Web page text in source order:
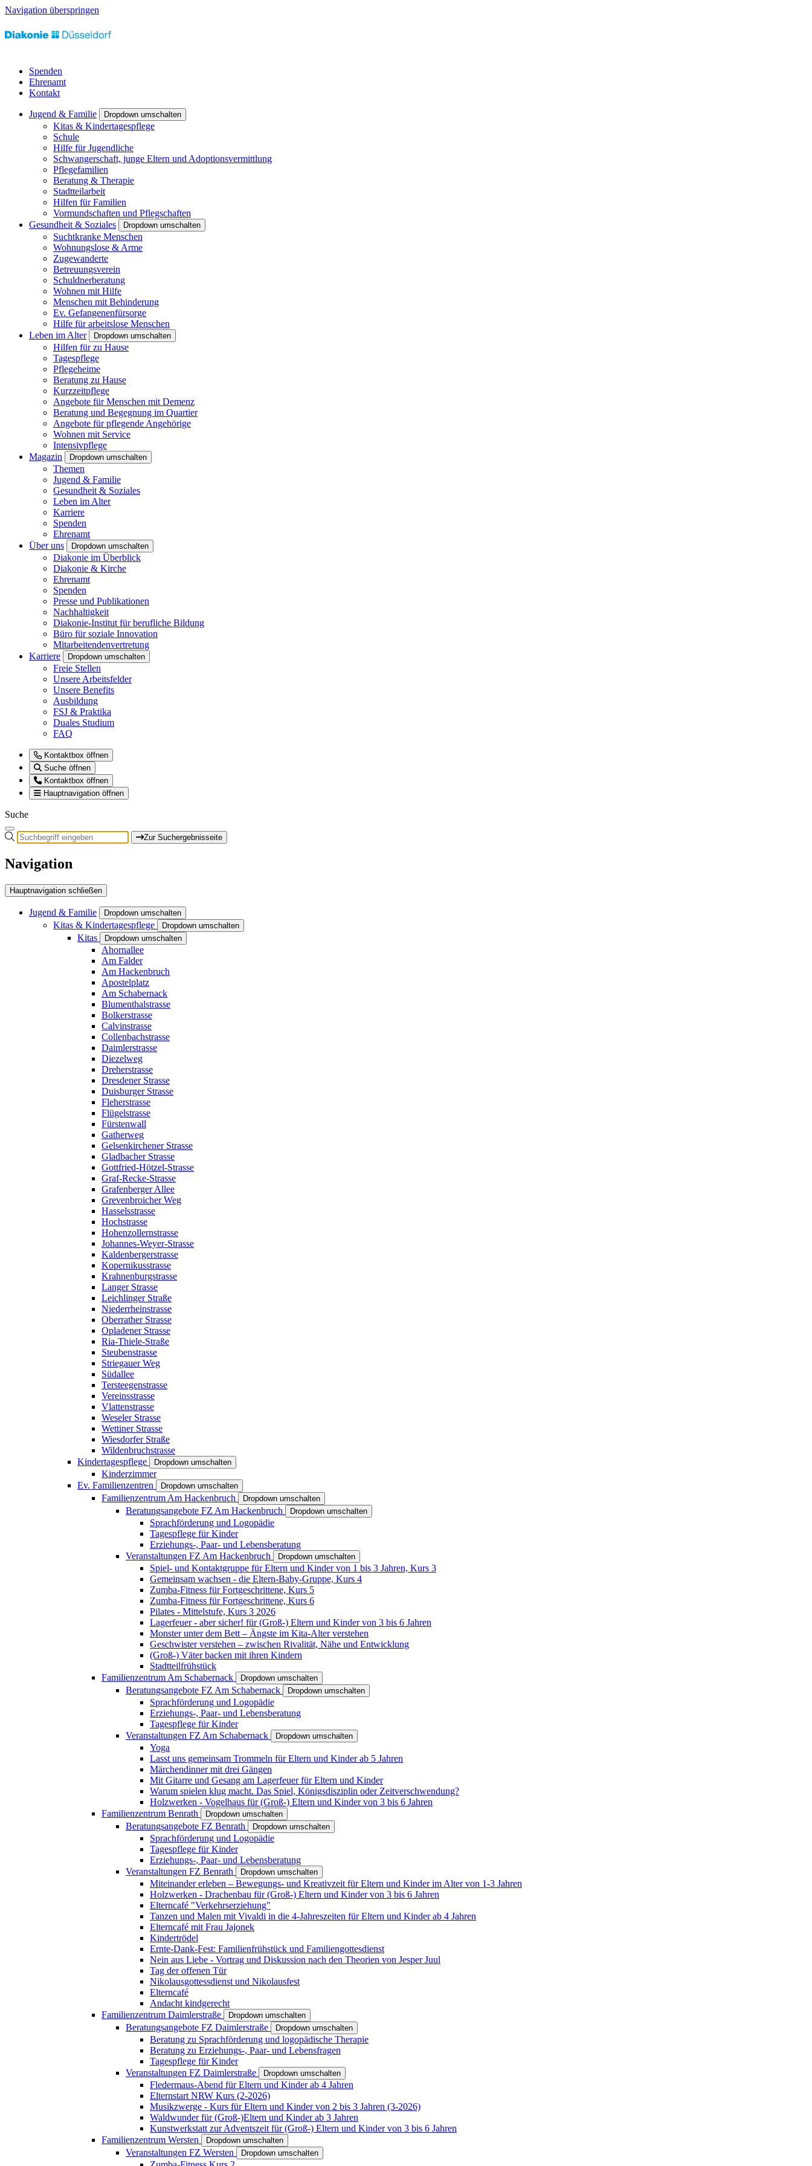
Navigation überspringen
Spenden
Ehrenamt
Kontakt
Jugend & Familie Dropdown umschalten
Kitas & Kindertagespflege
Schule
Hilfe für Jugendliche
Schwangerschaft, junge Eltern und Adoptionsvermittlung
Pflegefamilien
Beratung & Therapie
Stadtteilarbeit
Hilfen für Familien
Vormundschaften und Pflegschaften
Gesundheit & Soziales
Dropdown umschalten
Suchtkranke Menschen
Wohnungslose & Arme
Zugewanderte
Betreuungsverein
Schuldnerberatung
Wohnen mit Hilfe
Menschen mit Behinderung
Ev. Gefangenenfürsorge
Hilfe für arbeitslose Menschen
Leben im Alter
Dropdown umschalten
Hilfen für zu Hause
Tagespflege
Pflegeheime
Beratung zu Hause
Kurzzeitpflege
Angebote für Menschen mit Demenz
Beratung und Begegnung im Quartier
Angebote für pflegende Angehörige
Wohnen mit Service
Intensivpflege
Magazin
Dropdown umschalten
Themen
Jugend & Familie
Gesundheit & Soziales
Leben im Alter
Karriere
Spenden
Ehrenamt
Über uns
Dropdown umschalten
Diakonie im Überblick
Diakonie & Kirche
Ehrenamt
Spenden
Presse und Publikationen
Nachhaltigkeit
Diakonie-Institut für berufliche Bildung
Büro für soziale Innovation
Mitarbeitendenvertretung
Karriere
Dropdown umschalten
Freie Stellen
Unsere Arbeitsfelder
Unsere Benefits
Ausbildung
FSJ & Praktika
Duales Studium
FAQ
Kontaktbox öffnen
Suche öffnen
Kontaktbox öffnen
Hauptnavigation öffnen
Suche
Zur Suchergebnisseite
Navigation
Hauptnavigation schließen
Jugend & Familie Dropdown umschalten
Kitas & Kindertagespflege Dropdown umschalten
Kitas Dropdown umschalten
Ahornallee
Am Falder
Am Hackenbruch
Apostelplatz
Am Schabernack
Blumenthalstrasse
Bolkerstrasse
Calvinstrasse
Collenbachstrasse
Daimlerstrasse
Diezelweg
Dreherstrasse
Dresdener Strasse
Duisburger Strasse
Fleherstrasse
Flügelstrasse
Fürstenwall
Gatherweg
Gelsenkirchener Strasse
Gladbacher Strasse
Gottfried-Hötzel-Strasse
Graf-Recke-Strasse
Grafenberger Allee
Grevenbroicher Weg
Hasselsstrasse
Hochstrasse
Hohenzollernstrasse
Johannes-Weyer-Strasse
Kaldenbergerstrasse
Kopernikusstrasse
Krahnenburgstrasse
Langer Strasse
Leichlinger Straße
Niederrheinstrasse
Oberrather Strasse
Opladener Strasse
Ria-Thiele-Straße
Steubenstrasse
Striegauer Weg
Südallee
Tersteegenstrasse
Vereinsstrasse
Vlattenstrasse
Weseler Strasse
Wettiner Strasse
Wiesdorfer Straße
Wildenbruchstrasse
Kindertagespflege
Dropdown umschalten
Kinderzimmer
Ev. Familienzentren
Dropdown umschalten
Familienzentrum Am Hackenbruch Dropdown umschalten
Beratungsangebote FZ Am Hackenbruch Dropdown umschalten
Sprachförderung und Logopädie
Tagespflege für Kinder
Erziehungs-, Paar- und Lebensberatung
Veranstaltungen FZ Am Hackenbruch
Dropdown umschalten
Spiel- und Kontaktgruppe für Eltern und Kinder von 1 bis 3 Jahren, Kurs 3
Gemeinsam wachsen - die Eltern-Baby-Gruppe, Kurs 4
Zumba-Fitness für Fortgeschrittene, Kurs 5
Zumba-Fitness für Fortgeschrittene, Kurs 6
Pilates - Mittelstufe, Kurs 3 2026
Lagerfeuer - aber sicher! für (Groß-) Eltern und Kinder von 3 bis 6 Jahren
Monster unter dem Bett – Ängste im Kita-Alter verstehen
Geschwister verstehen – zwischen Rivalität, Nähe und Entwicklung
(Groß-) Väter backen mit ihren Kindern
Stadtteilfrühstück
Familienzentrum Am Schabernack
Dropdown umschalten
Beratungsangebote FZ Am Schabernack Dropdown umschalten
Sprachförderung und Logopädie
Erziehungs-, Paar- und Lebensberatung
Tagespflege für Kinder
Veranstaltungen FZ Am Schabernack
Dropdown umschalten
Yoga
Lasst uns gemeinsam Trommeln für Eltern und Kinder ab 5 Jahren
Märchendinner mit drei Gängen
Mit Gitarre und Gesang am Lagerfeuer für Eltern und Kinder
Warum spielen klug macht. Das Spiel, Königsdisziplin oder Zeitverschwendung?
Holzwerken - Vogelhaus für (Groß-) Eltern und Kinder von 3 bis 6 Jahren
Familienzentrum Benrath
Dropdown umschalten
Beratungsangebote FZ Benrath Dropdown umschalten
Sprachförderung und Logopädie
Tagespflege für Kinder
Erziehungs-, Paar- und Lebensberatung
Veranstaltungen FZ Benrath
Dropdown umschalten
Miteinander erleben – Bewegungs- und Kreativzeit für Eltern und Kinder im Alter von 1-3 Jahren
Holzwerken - Drachenbau für (Groß-) Eltern und Kinder von 3 bis 6 Jahren
Elterncafé "Verkehrserziehung"
Tanzen und Malen mit Vivaldi in die 4-Jahreszeiten für Eltern und Kinder ab 4 Jahren
Elterncafé mit Frau Jajonek
Kindertrödel
Ernte-Dank-Fest: Familienfrühstück und Familiengottesdienst
Nein aus Liebe - Vortrag und Diskussion nach den Theorien von Jesper Juul
Tag der offenen Tür
Nikolausgottessdienst und Nikolausfest
Elterncafé
Andacht kindgerecht
Familienzentrum Daimlerstraße
Dropdown umschalten
Beratungsangebote FZ Daimlerstraße Dropdown umschalten
Beratung zu Sprachförderung und logopädische Therapie
Beratung zu Erziehungs-, Paar- und Lebensfragen
Tagespflege für Kinder
Veranstaltungen FZ Daimlerstraße
Dropdown umschalten
Fledermaus-Abend für Eltern und Kinder ab 4 Jahren
Elternstart NRW Kurs (2-2026)
Musikzwerge - Kurs für Eltern und Kinder von 2 bis 3 Jahren (3-2026)
Waldwunder für (Groß-)Eltern und Kinder ab 3 Jahren
Kunstwerkstatt zur Adventszeit für (Groß-) Eltern und Kinder von 3 bis 6 Jahren
Familienzentrum Wersten
Dropdown umschalten
Veranstaltungen FZ Wersten Dropdown umschalten